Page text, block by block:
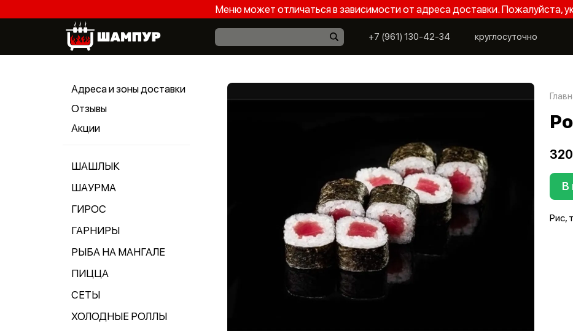
Меню может отличаться в зависимости от адреса доставки. Пожалуйста,
+7 (961) 130-42-34 круглосуточно
Адреса и зоны доставки
Отзывы
Акции
ШАШЛЫК
ШАУРМА
ГИРОС
ГАРНИРЫ
РЫБА НА МАНГАЛЕ
ПИЦЦА
СЕТЫ
ХОЛОДНЫЕ РОЛЛЫ
В
Рис,